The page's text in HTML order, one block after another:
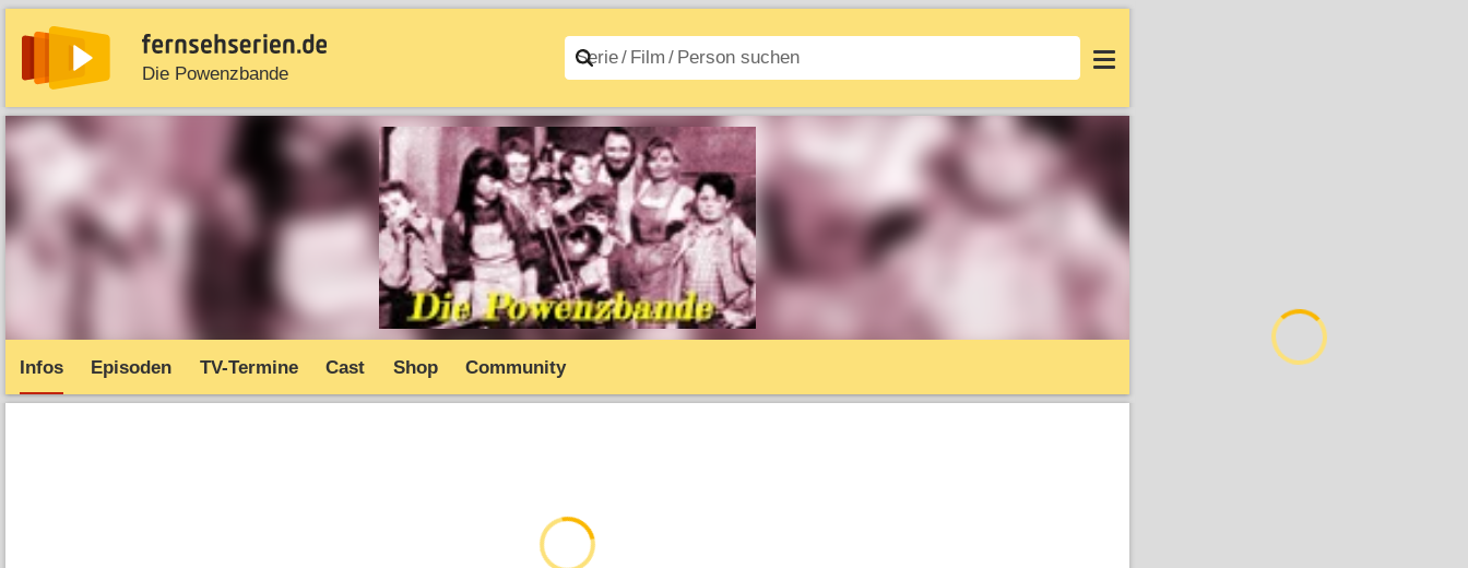
Die Powenzbande
News Entdecken Streaming Filme A–Z Login
Infos Episoden TV-Termine Cast Shop Community